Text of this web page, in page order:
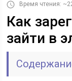
Время чтения:
Как
зайти в